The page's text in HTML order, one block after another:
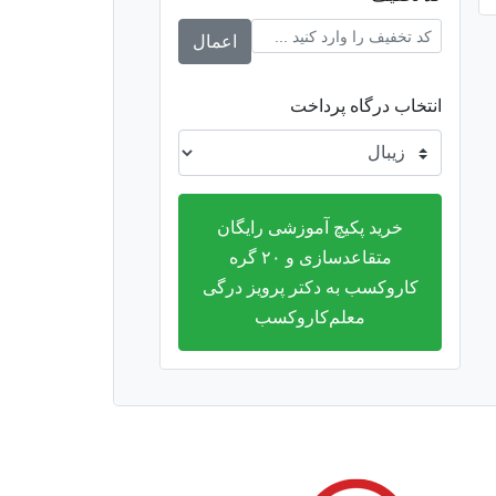
اعمال
انتخاب درگاه پرداخت
خرید پکیچ آموزشی رایگان
متقاعدسازی و ۲۰ گره
کاروکسب به دکتر پرویز درگی
معلم‌کاروکسب